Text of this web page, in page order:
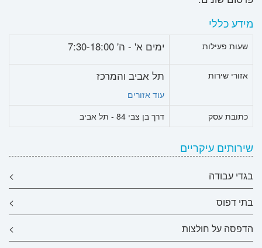
מידע כללי
שעות פעילות ימים א' - ה' 7:30-18:00
אזורי שירות תל אביב והמרכז
עוד אזורים
כתובת עסק
דרך בן צבי 84 - תל אביב
שירותים עיקריים
בגדי עבודה
>
בתי דפוס
>
הדפסה על חולצות
>